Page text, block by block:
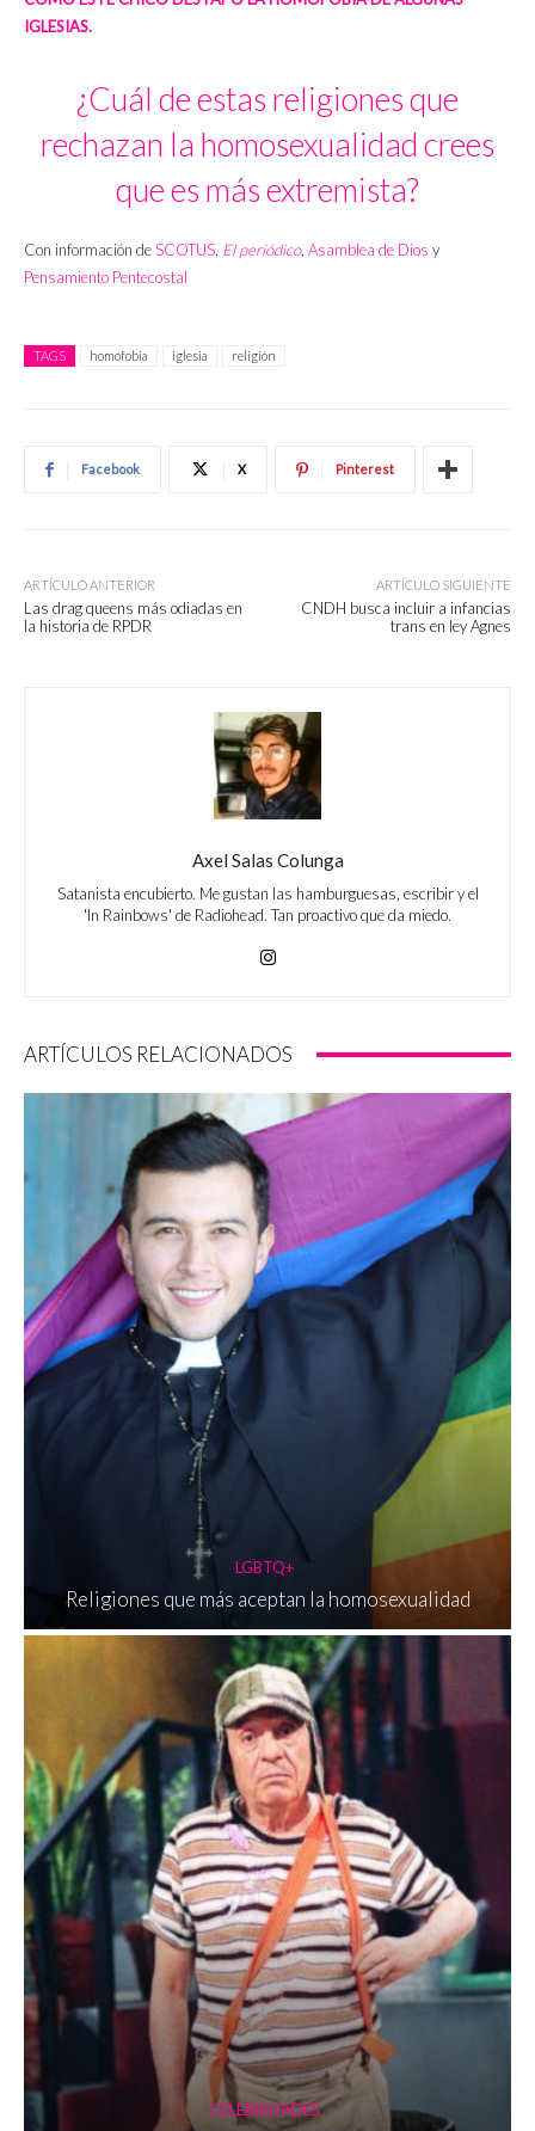
IGLESIAS.
¿Cuál de estas religiones que
rechazan la homosexualidad crees
que es más extremista?
Con información deSCOTUS, El periódico, Asamblea de Dios y
Pensamiento Pentecostal
TAGS homofobia iglesia religión
Facebook X Pinterest
ARTÍCULO ANTERIOR
Las drag queens más odiadas en
la historia de RPDR
ARTÍCULO SIGUIENTE
CNDH busca incluir a infancias
trans en ley Agnes
Axel Salas Colunga
Satanista encubierto. Me gustan las hamburguesas, escribir y el
'In Rainbows' de Radiohead. Tan proactivo que da miedo.
ARTÍCULOS RELACIONADOS
LGBTQ+
Religiones que más aceptan la homosexualidad
CELEBRIDADES